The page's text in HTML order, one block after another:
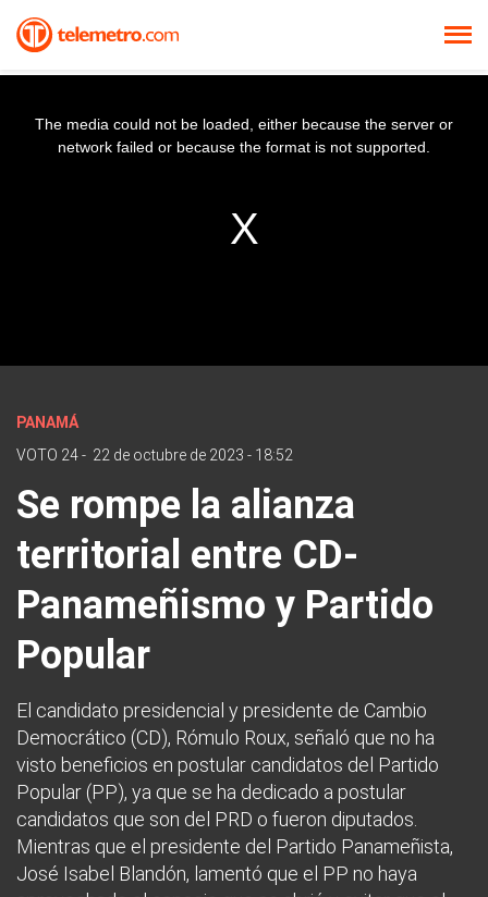
The media could not be loaded, either because the server or
network failed or because the format is not supported.
PANAMÁ
VOTO 24- 22 de octubre de 2023 - 18:52
Se rompe la alianza
territorial entre CD-
Panameñismo y Partido
Popular
El candidato presidencial y presidente de Cambio
Democrático (CD), Rómulo Roux, señaló que no ha
visto beneficios en postular candidatos del Partido
Popular (PP), ya que se ha dedicado a postular
candidatos que son del PRD o fueron diputados.
Mientras que el presidente del Partido Panameñista,
José Isabel Blandón, lamentó que el PP no haya